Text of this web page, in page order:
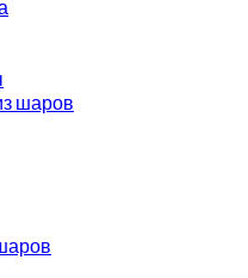
шаров